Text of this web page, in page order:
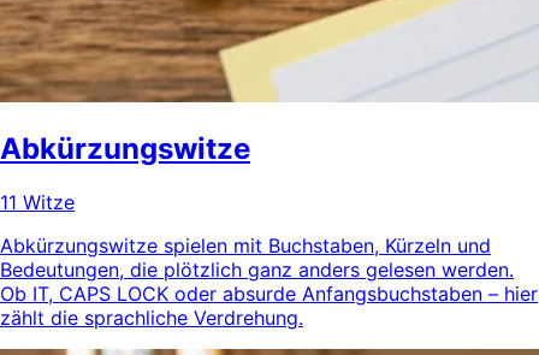
Abkürzungswitze
11 Witze
Abkürzungswitze spielen mit Buchstaben, Kürzeln und
Bedeutungen, die plötzlich ganz anders gelesen werden.
Ob IT, CAPS LOCK oder absurde Anfangsbuchstaben – hier
zählt die sprachliche Verdrehung.